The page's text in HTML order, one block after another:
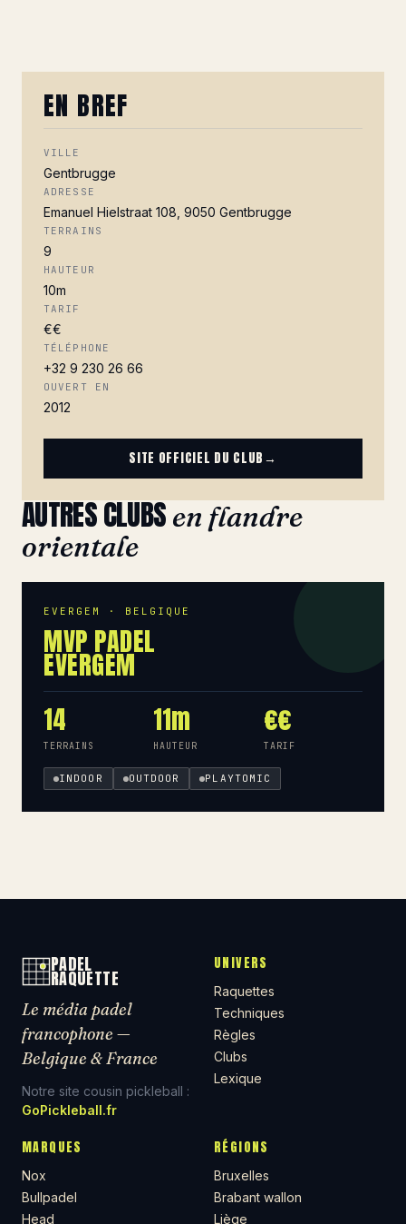
EN BREF
VILLE
Gentbrugge
ADRESSE
Emanuel Hielstraat 108, 9050 Gentbrugge
TERRAINS
9
HAUTEUR
10m
TARIF
€€
TÉLÉPHONE
+32 9 230 26 66
OUVERT EN
2012
SITE OFFICIEL DU CLUB→
AUTRES CLUBSen flandre
orientale
EVERGEM · BELGIQUE
MVP PADEL
EVERGEM
14
TERRAINS
11m
HAUTEUR
€€
TARIF
INDOOR OUTDOOR PLAYTOMIC
PADEL
RAQUETTE
Le média padel
francophone —
Belgique & France
Notre site cousin pickleball :
GoPickleball.fr
UNIVERS
Raquettes
Techniques
Règles
Clubs
Lexique
MARQUES
Nox
Bullpadel
Head
RÉGIONS
Bruxelles
Brabant wallon
Liège